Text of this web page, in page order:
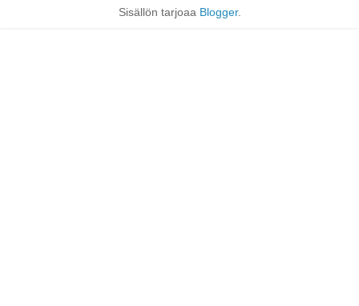
Sisällön tarjoaa Blogger.